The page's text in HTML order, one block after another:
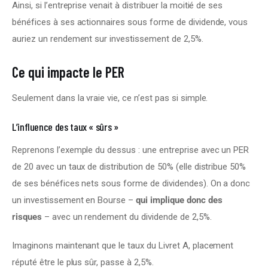
Ainsi, si l’entreprise venait à distribuer la moitié de ses
bénéfices à ses actionnaires sous forme de dividende, vous
auriez un rendement sur investissement de 2,5%.
Ce qui impacte le PER
Seulement dans la vraie vie, ce n’est pas si simple.
L’influence des taux « sûrs »
Reprenons l’exemple du dessus : une entreprise avec un PER
de 20 avec un taux de distribution de 50% (elle distribue 50%
de ses bénéfices nets sous forme de dividendes). On a donc
un investissement en Bourse – qui implique donc des
risques – avec un rendement du dividende de 2,5%.
Imaginons maintenant que le taux du Livret A, placement
réputé être le plus sûr, passe à 2,5%.